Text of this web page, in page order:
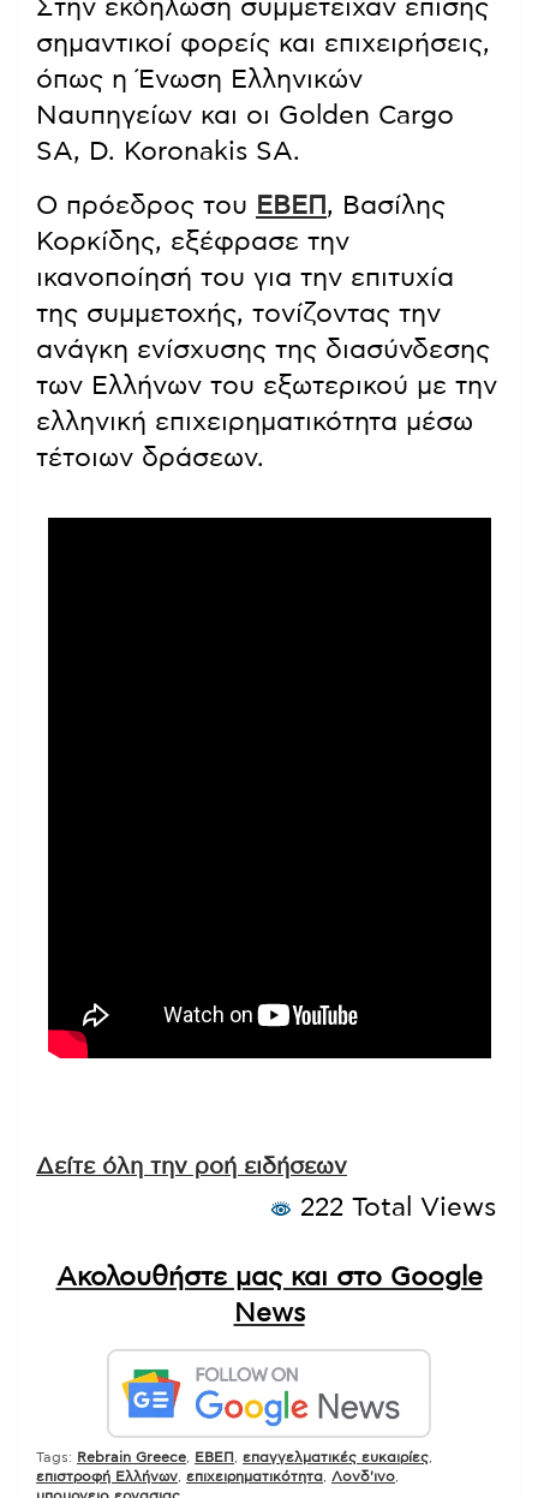
Στην εκδήλωση συμμετείχαν επίσης
σημαντικοί φορείς και επιχειρήσεις,
όπως η Ένωση Ελληνικών
Ναυπηγείων και οι Golden Cargo
SA, D. Koronakis SA.
Ο πρόεδρος του ΕΒΕΠ , Βασίλης
Κορκίδης, εξέφρασε την
ικανοποίησή του για την επιτυχία
της συμμετοχής, τονίζοντας την
ανάγκη ενίσχυσης της διασύνδεσης
των Ελλήνων του εξωτερικού με την
ελληνική επιχειρηματικότητα μέσω
τέτοιων δράσεων.
Δείτε όλη την ροή ειδήσεων
222 Total Views
Ακολουθήστε μας και στο Google
News
Tags: Rebrain Greece ΕΒΕΠ επαγγελματικές ευκαιρίες
επιστροφή Ελλήνων επιχειρηματικότητα Λονδ'ινο